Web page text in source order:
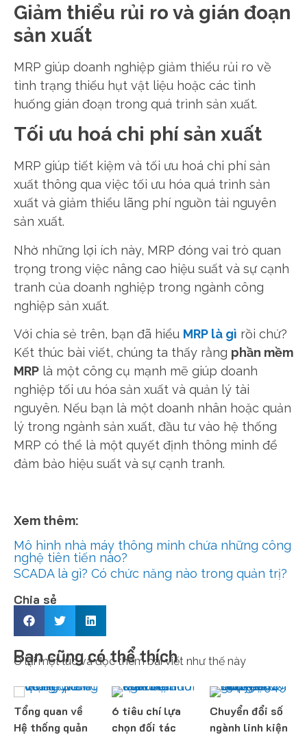
Giảm thiểu rủi ro và gián đoạn
sản xuất
MRP giúp doanh nghiệp giảm thiểu rủi ro về
tình trạng thiếu hụt vật liệu hoặc các tình
huống gián đoạn trong quá trình sản xuất.
Tối ưu hoá chi phí sản xuất
MRP giúp tiết kiệm và tối ưu hoá chi phí sản
xuất thông qua việc tối ưu hóa quá trình sản
xuất và giảm thiểu lãng phí nguồn tài nguyên
sản xuất.
Nhờ những lợi ích này, MRP đóng vai trò quan
trọng trong việc nâng cao hiệu suất và sự cạnh
tranh của doanh nghiệp trong ngành công
nghiệp sản xuất.
Với chia sẻ trên, bạn đã hiểu MRP là gì rồi chứ?
Kết thúc bài viết, chúng ta thấy rằng phần mềm
MRP là một công cụ mạnh mẽ giúp doanh
nghiệp tối ưu hóa sản xuất và quản lý tài
nguyên. Nếu bạn là một doanh nhân hoặc quản
lý trong ngành sản xuất, đầu tư vào hệ thống
MRP có thể là một quyết định thông minh để
đảm bảo hiệu suất và sự cạnh tranh.
Xem thêm:
Mô hình nhà máy thông minh chứa những công
nghệ tiên tiến nào?
SCADA là gì? Có chức năng nào trong quản trị?
Chia sẻ
Bạn cũng có thể thích
Ở lại một lúc và đọc thêm bài viết như thế này
Tổng quan về
Hệ thống quản
6 tiêu chí lựa
chọn đối tác
Chuyển đổi số
ngành linh kiện